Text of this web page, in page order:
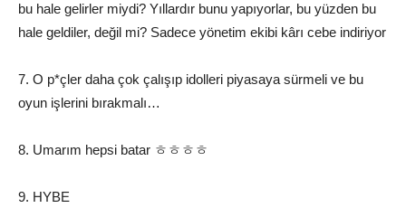
bu hale gelirler miydi? Yıllardır bunu yapıyorlar, bu yüzden bu
hale geldiler, değil mi? Sadece yönetim ekibi kârı cebe indiriyor
7. O p*çler daha çok çalışıp idolleri piyasaya sürmeli ve bu
oyun işlerini bırakmalı…
8. Umarım hepsi batar ㅎㅎㅎㅎ
9. HYBE